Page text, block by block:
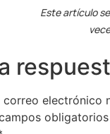
Este artículo
electrónico